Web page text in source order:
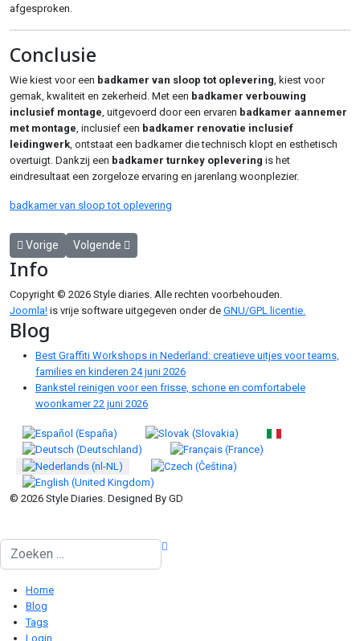
afgesproken.
Conclusie
Wie kiest voor een badkamer van sloop tot oplevering, kiest voor
gemak, kwaliteit en zekerheid. Met een badkamer verbouwing
inclusief montage, uitgevoerd door een ervaren badkamer aannemer
met montage, inclusief een badkamer renovatie inclusief
leidingwerk, ontstaat een badkamer die technisch klopt en esthetisch
overtuigt. Dankzij een badkamer turnkey oplevering is het
eindresultaat een zorgeloze ervaring en jarenlang woonplezier.
badkamer van sloop tot oplevering
Vorig artikel: Badkamer renovatie zonder zorgen: compleet
Vorige Volgende artikel: Waarom Steeds Meer Klanten Kiezen
Volgende
Info
Copyright © 2026 Style diaries. Alle rechten voorbehouden.
Joomla! is vrije software uitgegeven onder de GNU/GPL licentie.
Blog
Best Graffiti Workshops in Nederland: creatieve uitjes voor teams,
families en kinderen 24 juni 2026
Bankstel reinigen voor een frisse, schone en comfortabele
woonkamer22 juni 2026
Selecteer de taal
© 2026 Style Diaries. Designed By GD
Zoeken
Home
Blog
Tags
Login